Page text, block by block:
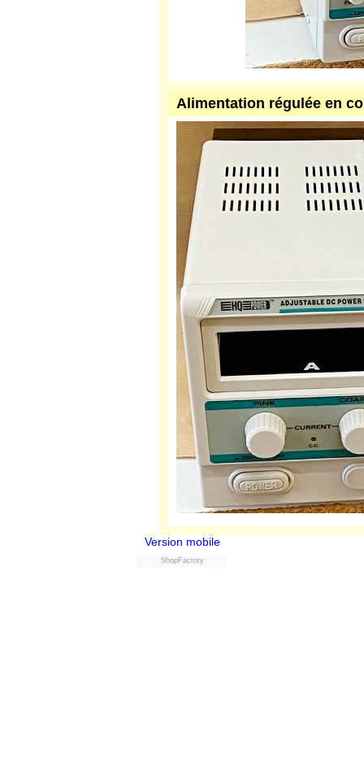
Alimentation régulée en
Version mobile
ShopFactory